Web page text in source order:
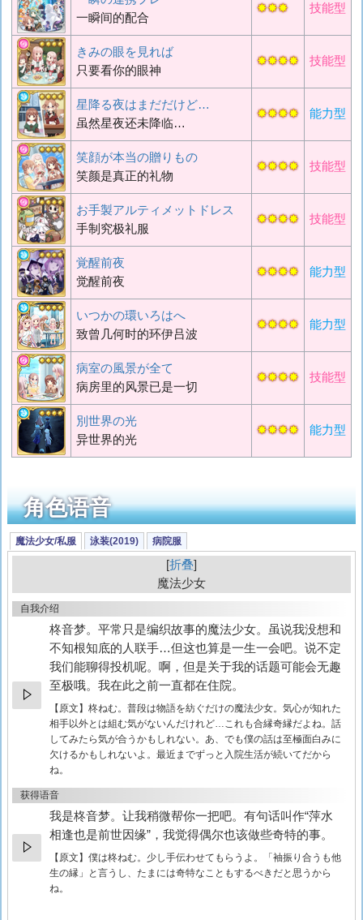
一瞬间的配合
✸✸✸ 技能型
きみの眼を見れば
只要看你的眼神
✸✸✸✸ 技能型
星降る夜はまだだけど…
虽然星夜还未降临…
✸✸✸✸ 能力型
笑顔が本当の贈りもの
笑颜是真正的礼物
✸✸✸✸ 技能型
お手製アルティメットドレス
手制究极礼服
✸✸✸✸ 技能型
覚醒前夜
觉醒前夜
✸✸✸✸ 能力型
いつかの環いろはへ
致曾几何时的环伊吕波
✸✸✸✸ 能力型
病室の風景が全て
病房里的风景已是一切
✸✸✸✸ 技能型
別世界の光
异世界的光
✸✸✸✸ 能力型
角色语音
魔法少女/私服 泳装(2019) 病院服
折叠
魔法少女
自我介绍
柊音梦。平常只是编织故事的魔法少女。虽说我没想和
不知根知底的人联手…但这也算是一生一会吧。说不定
我们能聊得投机呢。啊，但是关于我的话题可能会无趣
至极哦。我在此之前一直都在住院。
【原文】 柊ねむ。普段は物語を紡ぐだけの魔法少女。気心が知れた
相手以外とは組む気がないんだけれど…これも合縁奇縁だよね。話
してみたら気が合うかもしれない。あ、でも僕の話は至極面白みに
欠けるかもしれないよ。最近までずっと入院生活が続いてだから
ね。
获得语音
我是柊音梦。让我稍微帮你一把吧。有句话叫作“萍水
相逢也是前世因缘”，我觉得偶尔也该做些奇特的事。
【原文】 僕は柊ねむ。少し手伝わせてもらうよ。「袖振り合うも他
生の縁」と言うし、たまには奇特なこともするべきだと思うから
ね。